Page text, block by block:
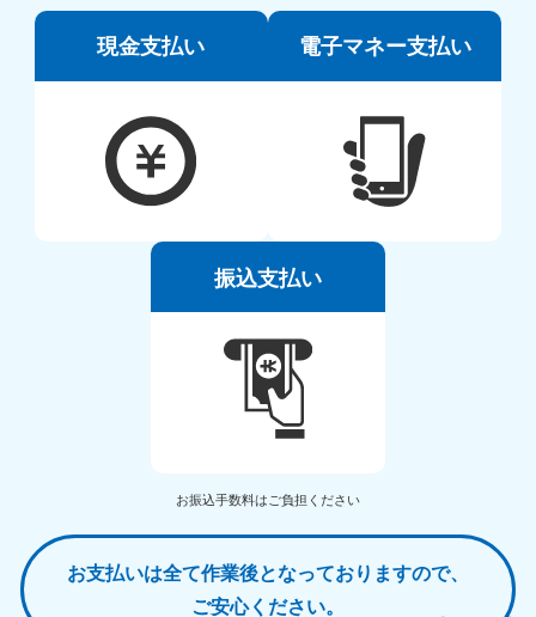
現金支払い 電子マネー支払い
振込支払い
お振込手数料はご負担ください
お支払いは全て作業後となっておりますので、
ご安心ください。